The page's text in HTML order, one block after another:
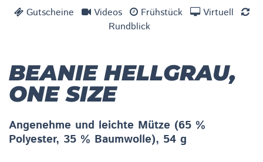
Gutscheine Videos Frühstück
Virtuell
Rundblick
BEANIE HELLGRAU,
ONE SIZE
Angenehme und leichte Mütze (65 %
Polyester, 35 % Baumwolle), 54 g